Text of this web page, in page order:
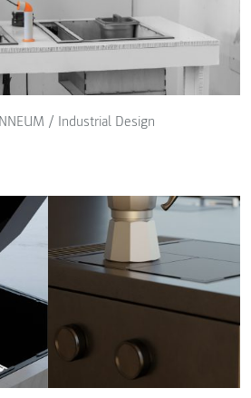
/ Industrial Design